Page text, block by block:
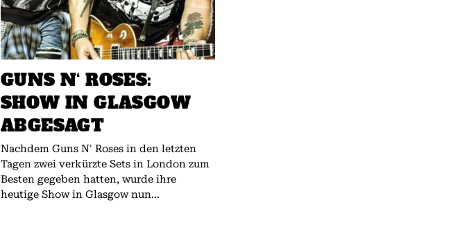
GUNS N‘ ROSES:
SHOW IN GLASGOW
ABGESAGT
Nachdem Guns N' Roses in den letzten
Tagen zwei verkürzte Sets in London zum
Besten gegeben hatten, wurde ihre
heutige Show in Glasgow nun...